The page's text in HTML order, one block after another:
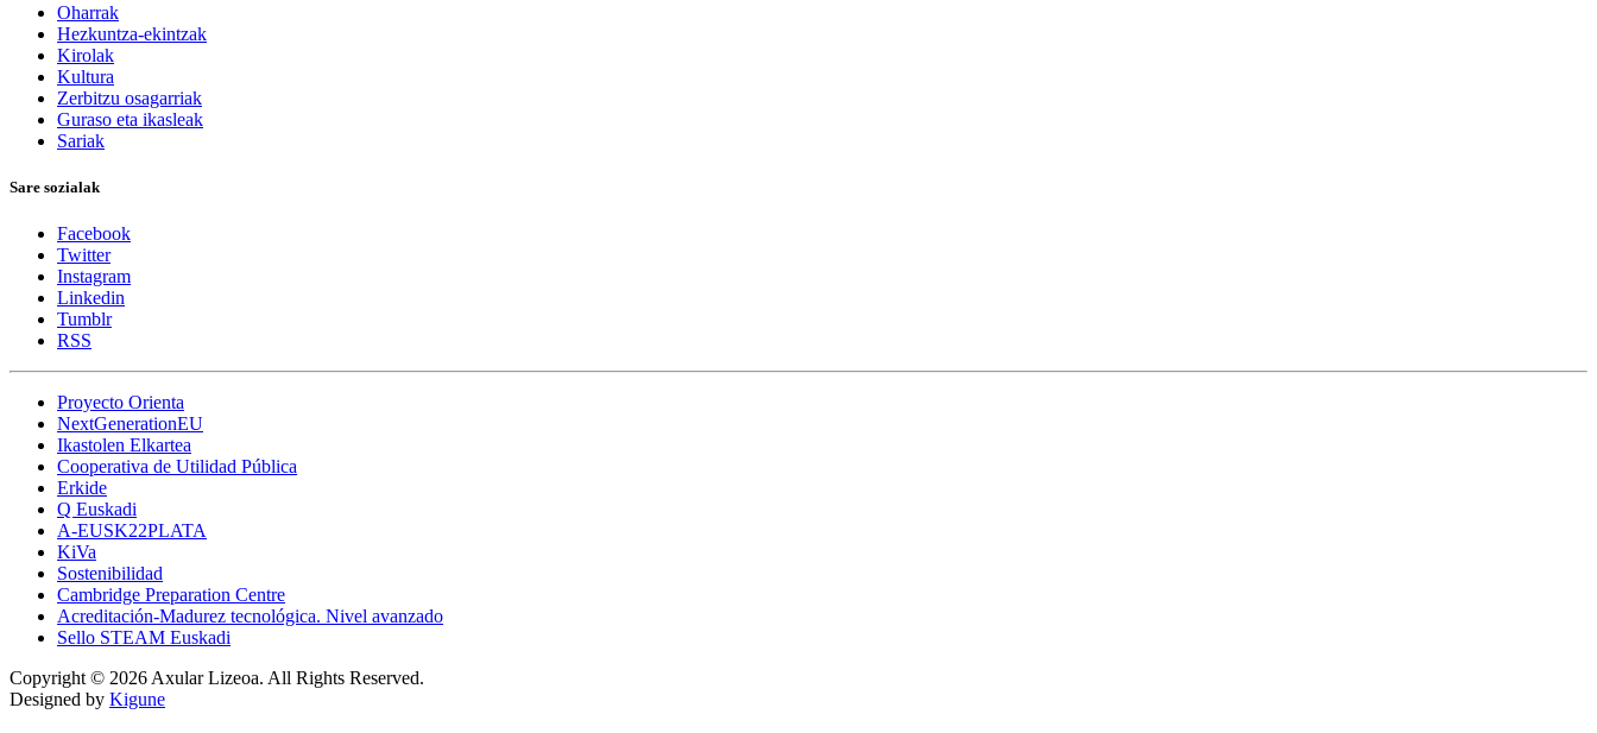
Oharrak
Hezkuntza-ekintzak
Kirolak
Kultura
Zerbitzu osagarriak
Guraso eta ikasleak
Sariak
Sare sozialak
Facebook
Twitter
Instagram
Linkedin
Tumblr
RSS
Proyecto Orienta
NextGenerationEU
Ikastolen Elkartea
Cooperativa de Utilidad Pública
Erkide
Q Euskadi
A-EUSK22PLATA
KiVa
Sostenibilidad
Cambridge Preparation Centre
Acreditación-Madurez tecnológica. Nivel avanzado
Sello STEAM Euskadi
Copyright © 2026 Axular Lizeoa. All Rights Reserved.
Designed by Kigune